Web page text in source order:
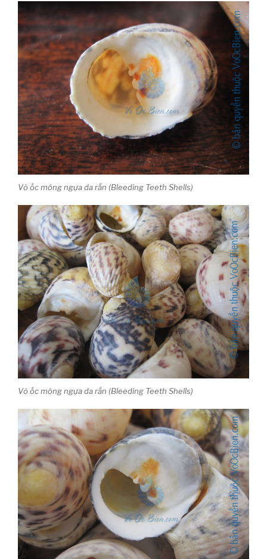
Vỏ ốc móng ngựa da rắn (Bleeding Teeth Shells)
Vỏ ốc móng ngựa da rắn (Bleeding Teeth Shells)